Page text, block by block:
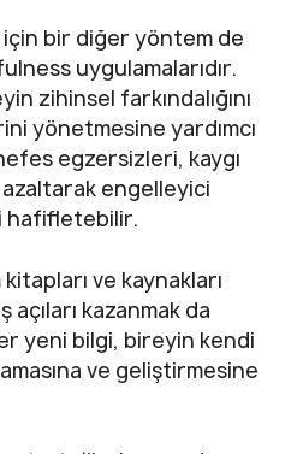
için bir diğer yöntem de
uygulamalarıdır.
zihinsel farkındalığını
yönetmesine yardımcı
egzersizleri, kaygı
engelleyici
hafifletebilir.
ve kaynakları
açıları kazanmak da
yeni bilgi, bireyin kendi
ve geliştirmesine